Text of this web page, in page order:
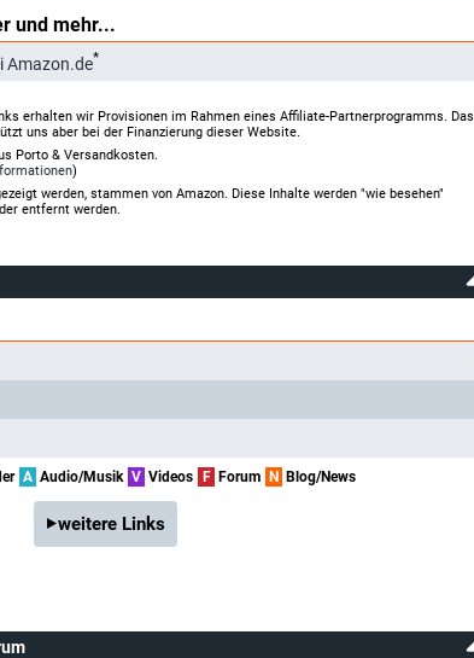
und mehr...
Amazon.de*
erhalten wir Provisionen im Rahmen eines Affiliate-Partnerprogramms. Das
uns aber bei der Finanzierung dieser Website.
Porto & Versandkosten.
)
werden, stammen von Amazon. Diese Inhalte werden "wie besehen"
entfernt werden.
A Audio/Musik V Videos F Forum N Blog/News
weitere Links